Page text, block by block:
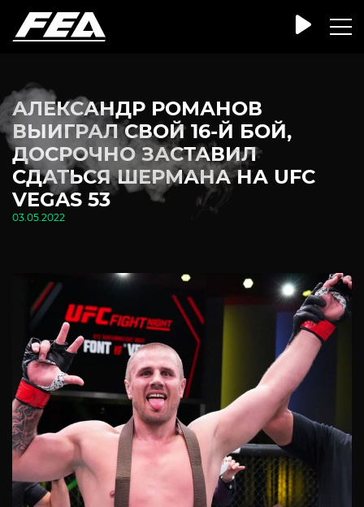
АЛЕКСАНДР РОМАНОВ
ВЫИГРАЛ СВОЙ 16-Й БОЙ,
ДОСРОЧНО ЗАСТАВИЛ
СДАТЬСЯ ШЕРМАНА НА UFC
VEGAS 53
03.05.2022